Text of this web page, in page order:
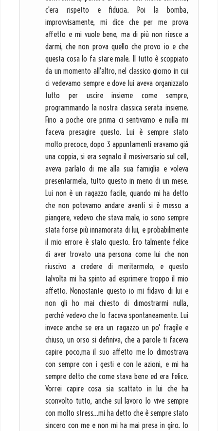
c'era rispetto e fiducia. Poi la bomba,
improvvisamente, mi dice che per me prova
affetto e mi vuole bene, ma di più non riesce a
darmi, che non prova quello che provo io e che
questa cosa lo fa stare male. Il tutto è scoppiato
da un momento all'altro, nel classico giorno in cui
ci vedevamo sempre e dove lui aveva organizzato
tutto per uscire insieme come sempre,
programmando la nostra classica serata insieme.
Fino a poche ore prima ci sentivamo e nulla mi
faceva presagire questo. Lui è sempre stato
molto precoce, dopo 3 appuntamenti eravamo già
una coppia, si era segnato il mesiversario sul cell,
aveva parlato di me alla sua famiglia e voleva
presentarmela, tutto questo in meno di un mese.
Lui non è un ragazzo facile, quando mi ha detto
che non potevamo andare avanti si è messo a
piangere, vedevo che stava male, io sono sempre
stata forse più innamorata di lui, e probabilmente
il mio errore è stato questo. Ero talmente felice
di aver trovato una persona come lui che non
riuscivo a credere di meritarmelo, e questo
talvolta mi ha spinto ad esprimere troppo il mio
affetto. Nonostante questo io mi fidavo di lui e
non gli ho mai chiesto di dimostrarmi nulla,
perché vedevo che lo faceva spontaneamente. Lui
invece anche se era un ragazzo un po' fragile e
chiuso, un orso si definiva, che a parole ti faceva
capire poco,ma il suo affetto me lo dimostrava
con sempre con i gesti e con le azioni, e mi ha
sempre detto che come stava bene ed era felice.
Vorrei capire cosa sia scattato in lui che ha
sconvolto tutto, anche sul lavoro lo vive sempre
con molto stress…mi ha detto che è sempre stato
sincero con me e non mi ha mai presa in giro. Io